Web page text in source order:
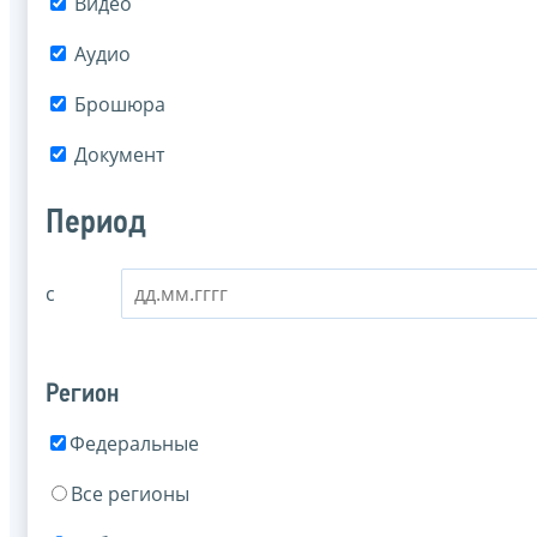
Аудио
Брошюра
Документ
Период
с
Регион
Федеральные
Все регионы